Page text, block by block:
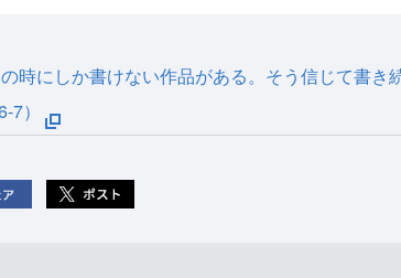
の時にしか書けない作品がある。そう信じて書
7）